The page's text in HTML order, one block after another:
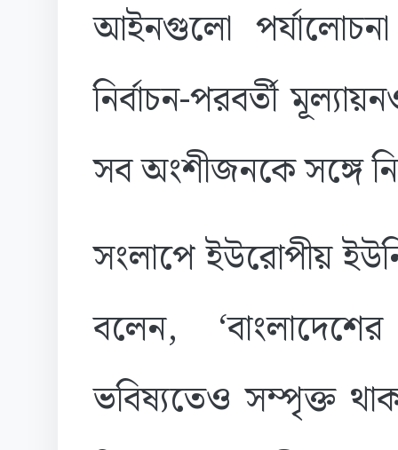
আইনগুলো
নির্বাচন-পরবর্তী
সব অংশীজনকে সঙ্গে
সংলাপে ইউরোপীয়
বলেন,
ভবিষ্যতেও সম্পৃক্ত